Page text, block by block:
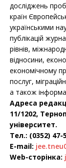
досліджень
країн
українськими
публікацій
рівнів,
відносини,
економічному
послуг,
а також
Адреса
11/1202,
університет.
Тел.: (0352) 47-
E-mail:
Web-сторінка: